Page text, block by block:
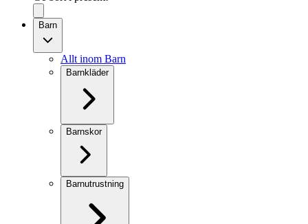
Barn
Allt inom Barn
Barnkläder
Barnskor
Barnutrustning